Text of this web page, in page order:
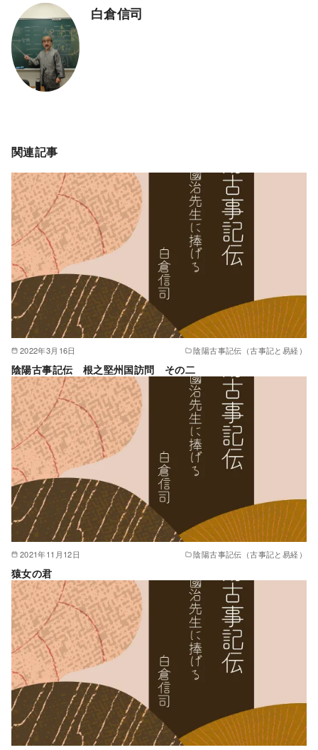
白倉信司
関連記事
2022年3月16日 陰陽古事記伝（古事記と易経）
陰陽古事記伝 根之堅州国訪問 その二
2021年11月12日 陰陽古事記伝（古事記と易経）
猿女の君